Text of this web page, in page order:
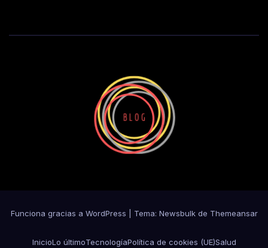
Funciona gracias a WordPress Tema: Newsbulkde Themeansar
InicioLo últimoTecnologíaPolítica de cookies (UE)Salud